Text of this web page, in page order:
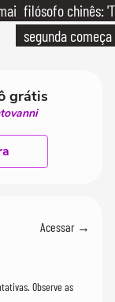
filósofo chinês:
segunda
grátis
Acessar →
Observe as